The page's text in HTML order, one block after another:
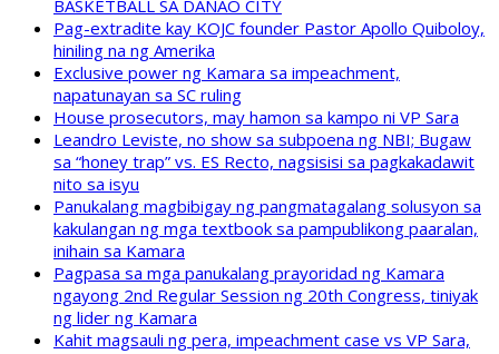
BASKETBALL SA DANAO CITY
Pag-extradite kay KOJC founder Pastor Apollo Quiboloy,
hiniling na ng Amerika
Exclusive power ng Kamara sa impeachment,
napatunayan sa SC ruling
House prosecutors, may hamon sa kampo ni VP Sara
Leandro Leviste, no show sa subpoena ng NBI; Bugaw
sa “honey trap” vs. ES Recto, nagsisisi sa pagkakadawit
nito sa isyu
Panukalang magbibigay ng pangmatagalang solusyon sa
kakulangan ng mga textbook sa pampublikong paaralan,
inihain sa Kamara
Pagpasa sa mga panukalang prayoridad ng Kamara
ngayong 2nd Regular Session ng 20th Congress, tiniyak
ng lider ng Kamara
Kahit magsauli ng pera, impeachment case vs VP Sara,